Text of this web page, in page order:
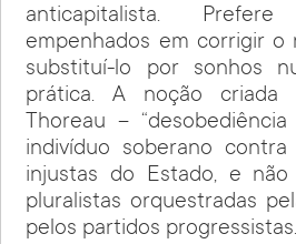
anticapitalista.
empenhados em corrigir o
substituí-lo por sonhos
prática. A noção criada
Thoreau –
indivíduo soberano
injustas do Estado, e não
pluralistas orquestradas
pelos partidos progressistas.